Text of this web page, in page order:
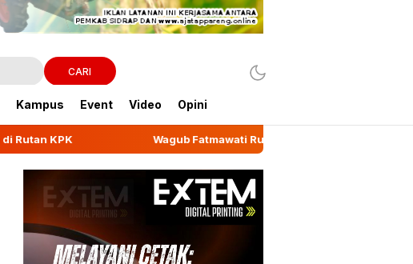
CARI
Kampus Event Video Opini
Wagub Fatmawati Rusdi Lepas Ekspor 10,2 Ton Kemiri Luwu ke Jeddah